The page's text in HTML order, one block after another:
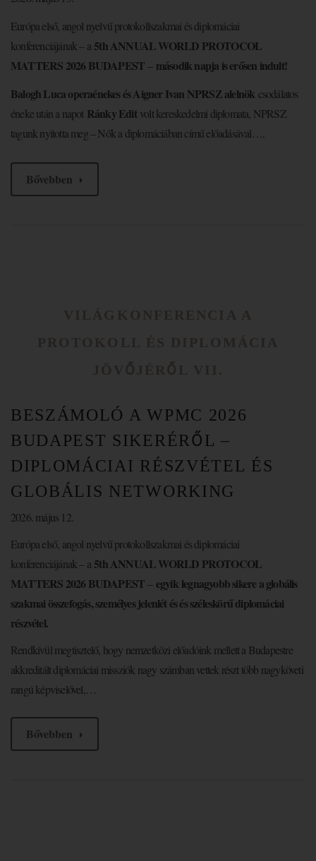
Európa első, angol nyelvű protokollszakmai és diplomáciai
konferenciájának – a 5th ANNUAL WORLD PROTOCOL
MATTERS 2026 BUDAPEST– második napja is erősen indult!
Balogh Luca operaénekes és Aigner Ivan NPRSZ alelnök csodálatos
éneke után a napot Ránky Editvolt kereskedelmi diplomata, NPRSZ
tagunk nyitotta meg – Nők a diplomáciában című előadásával….
Bővebben
BESZÁMOLÓ A WPMC 2026
BUDAPEST SIKERÉRŐL –
DIPLOMÁCIAI RÉSZVÉTEL ÉS
GLOBÁLIS NETWORKING
2026. május 12.
Európa első, angol nyelvű protokollszakmai és diplomáciai
konferenciájának – a 5th ANNUAL WORLD PROTOCOL
MATTERS 2026 BUDAPEST– egyik legnagyobb sikere a globális
szakmai összefogás, személyes jelenlét és és széleskörű diplomáciai
részvétel.
Rendkívül megtisztelő, hogy nemzetközi előadóink mellett a Budapestre
akkreditált diplomáciai missziók nagy számban vettek részt több nagyköveti
rangú képviselővel,…
Bővebben